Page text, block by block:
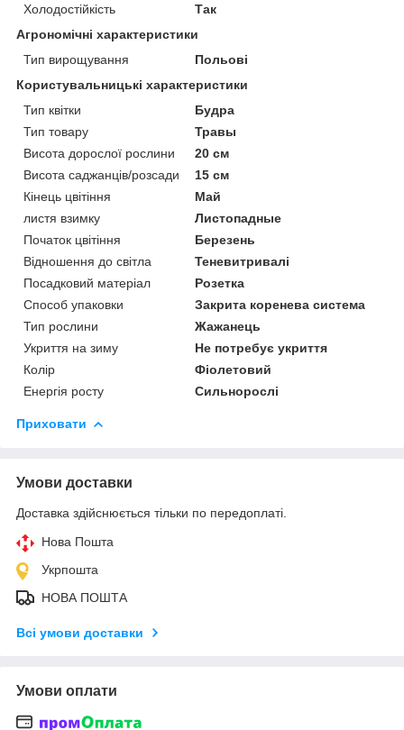
Холодостійкість
Так
Агрономічні характеристики
Тип вирощування
Польові
Користувальницькі характеристики
Тип квітки
Будра
Тип товару
Травы
Висота дорослої рослини
20 см
Висота саджанців/розсади
15 см
Кінець цвітіння
Май
листя взимку
Листопадные
Початок цвітіння
Березень
Відношення до світла
Теневитривалі
Посадковий матеріал
Розетка
Способ упаковки
Закрита коренева система
Тип рослини
Жажанець
Укриття на зиму
Не потребує укриття
Колір
Фіолетовий
Енергія росту
Сильнорослі
Приховати
Умови доставки
Доставка здійснюється тільки по передоплаті.
Нова Пошта
Укрпошта
НОВА ПОШТА
Всі умови доставки
Умови оплати